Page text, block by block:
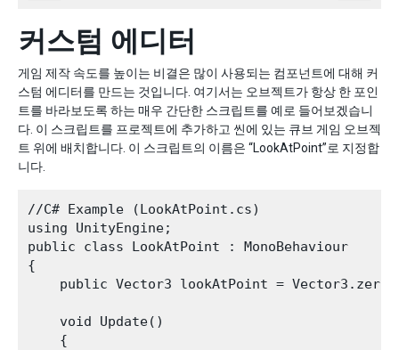
커스텀 에디터
게임 제작 속도를 높이는 비결은 많이 사용되는 컴포넌트에 대해 커
스텀 에디터를 만드는 것입니다. 여기서는 오브젝트가 항상 한 포인
트를 바라보도록 하는 매우 간단한 스크립트를 예로 들어보겠습니
다. 이 스크립트를 프로젝트에 추가하고 씬에 있는 큐브 게임 오브젝
트 위에 배치합니다. 이 스크립트의 이름은 “LookAtPoint”로 지정합
니다.
//C# Example (LookAtPoint.cs)
using UnityEngine;
public class LookAtPoint : MonoBehaviour
{
    public Vector3 lookAtPoint = Vector3.zero;
    void Update()
    {